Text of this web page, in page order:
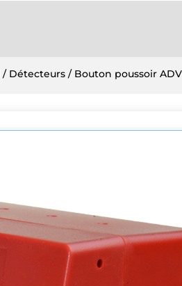
/ Détecteurs / Bouton poussoir